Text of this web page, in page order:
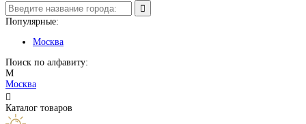
Популярные:
Москва
Поиск по алфавиту:
М
Москва

Каталог товаров